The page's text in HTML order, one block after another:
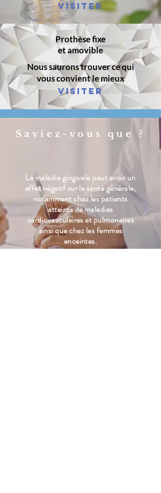
VISITER
Prothèse fixe
et amovible
Nous saurons trouver ce qui
vous convient le mieux
VISITER
Saviez-vous que ?
La maladie gingivale peut avoir un
effet négatif sur la santé générale,
notamment chez les patients
atteints de maladies
cardiovasculaires et pulmonaires
ainsi que chez les femmes
enceintes.